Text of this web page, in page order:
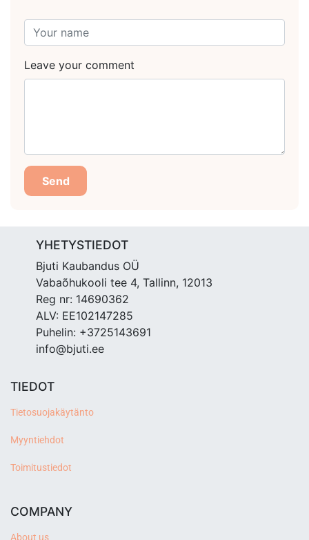
Leave your comment
Send
YHETYSTIEDOT
Bjuti Kaubandus OÜ
Vabaõhukooli tee 4, Tallinn, 12013
Reg nr: 14690362
ALV: EE102147285
Puhelin: +3725143691
info@bjuti.ee
TIEDOT
Tietosuojakäytänto
Myyntiehdot
Toimitustiedot
COMPANY